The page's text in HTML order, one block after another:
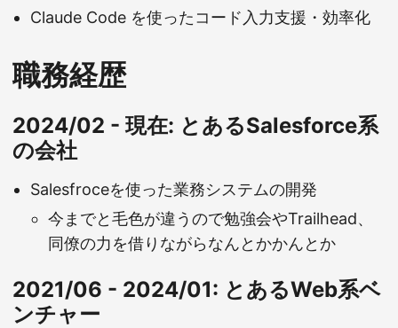
Claude Code を使ったコード入力支援・効率化
職務経歴
2024/02 - 現在: とあるSalesforce系
の会社
Salesfroceを使った業務システムの開発
今までと毛色が違うので勉強会やTrailhead、
同僚の力を借りながらなんとかかんとか
2021/06 - 2024/01: とあるWeb系ベ
ンチャー